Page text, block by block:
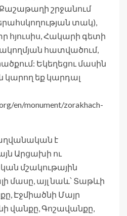
շրջանում
տակ),
հյուսիս, Հակարի գետի
հատվածում,
Եկեղեցու մասին
եք կարդալ
en/monument/zorakhach-
է
Արցախի ու
մշակութային
մասը, այլ նաև՝ Տաթևի
Էջմիածնի Մայր
վանքը, Գոշավանքը,